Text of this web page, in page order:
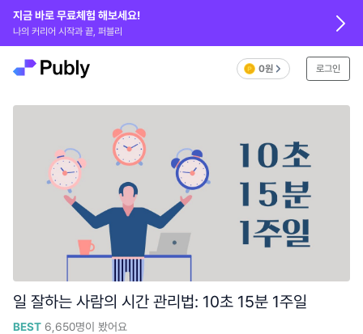
0원 로그인
지금 바로 무료체험 해보세요!
나의 커리어 시작과 끝, 퍼블리
일 잘하는 사람의 시간 관리법: 10초 15분 1주일
BEST 6,650명이 봤어요